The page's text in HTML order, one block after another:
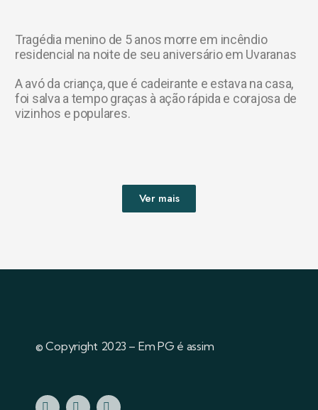
Tragédia menino de 5 anos morre em incêndio
residencial na noite de seu aniversário em Uvaranas
A avó da criança, que é cadeirante e estava na casa,
foi salva a tempo graças à ação rápida e corajosa de
vizinhos e populares.
Ver mais
© Copyright 2023 – Em PG é assim